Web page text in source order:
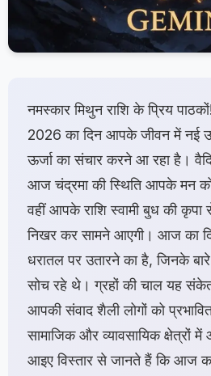
नमस्कार मिथुन राशि के प्रिय
2026 का दिन आपके जीवन में नई
ऊर्जा का संचार करने आ रहा है।
आज चंद्रमा की स्थिति आपके मन को
वहीं आपके राशि स्वामी बुध की कृपा
निखर कर सामने आएगी। आज का
धरातल पर उतारने का है, जिनके
सोच रहे थे। ग्रहों की चाल यह
आपकी संवाद शैली लोगों को
सामाजिक और व्यावसायिक क्षेत्रों में
आइए विस्तार से जानते हैं कि आज